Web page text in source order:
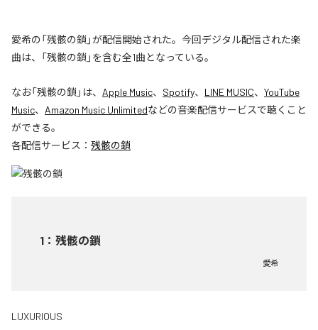
愛希の「残骸の鎖」が配信開始された。今回デジタル配信された楽
曲は、「残骸の鎖」を含む全1曲となっている。
なお「残骸の鎖 」は、 Apple Music、 Spotify、 LINE MUSIC、 YouTube
Music、 Amazon Music Unlimitedなどの音楽配信サービスで聴くこと
ができる。
各配信サービス： 残骸の鎖
1 ： 残骸の鎖
愛希
LUXURIOUS